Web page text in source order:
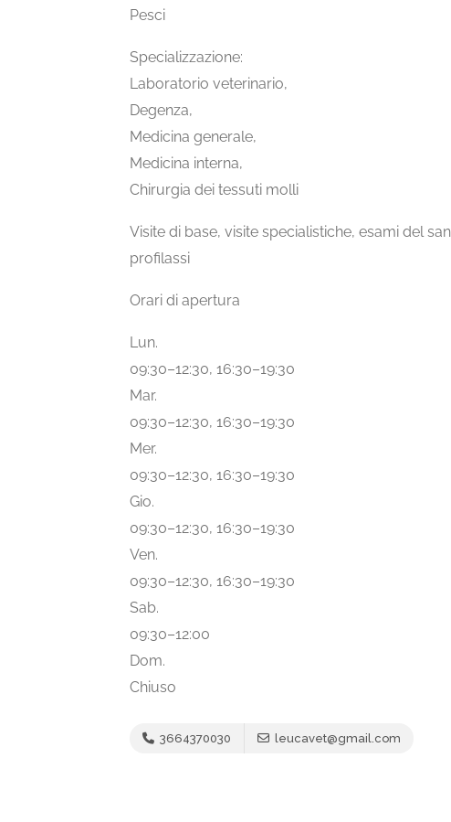
Pesci
Specializzazione:
Laboratorio veterinario,
Degenza,
Medicina generale,
Medicina interna,
Chirurgia dei tessuti molli
Visite di base, visite specialistiche, esami del
profilassi
Orari di apertura
Lun.
09:30–12:30, 16:30–19:30
Mar.
09:30–12:30, 16:30–19:30
Mer.
09:30–12:30, 16:30–19:30
Gio.
09:30–12:30, 16:30–19:30
Ven.
09:30–12:30, 16:30–19:30
Sab.
09:30–12:00
Dom.
Chiuso
3664370030 leucavet@gmail.com